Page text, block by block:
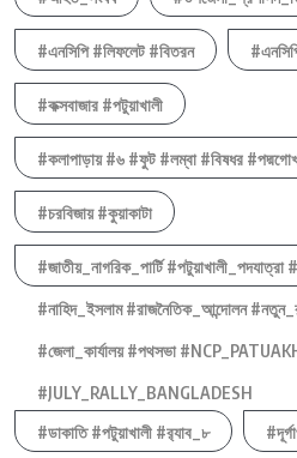
#এনসিপি #লিফলেট #বিতরন
#কক্সবাজার #পটুয়াখালী
#কলাপাড়ায় #৬ #ফুট #লম্বা #বিষধর
#চরবিজায় #কুয়াকাটা
#জাতীয়_নাগরিক_পার্টি
#নাহিদ_ইসলাম #রাজনৈতিক_আন্দোলন
#জেলা_কার্যালয় #পথসভা
#JULY_RALLY_BANGLADESH
#ডাকাতি #পটুয়াখালী #র‍্যাব_৮